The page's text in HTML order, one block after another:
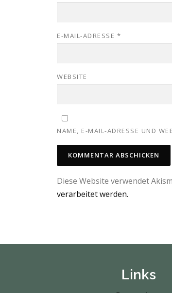
E-MAIL-ADRESSE *
WEBSITE
NAME, E-MAIL-ADRESSE UND
Diese Website verwendet
verarbeitet werden.
Links